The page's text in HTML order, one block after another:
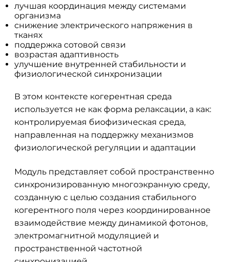
лучшая координация между системами
организма
снижение электрического напряжения в
тканях
поддержка сотовой связи
возрастая адаптивность
улучшение внутренней стабильности и
физиологической синхронизации
В этом контексте когерентная среда
используется не как форма релаксации, а как:
контролируемая биофизическая среда,
направленная на поддержку механизмов
физиологической регуляции и адаптации
Модуль представляет собой пространственно
синхронизированную многоэкранную среду,
созданную с целью создания стабильного
когерентного поля через координированное
взаимодействие между динамикой фотонов,
электромагнитной модуляцией и
пространственной частотной